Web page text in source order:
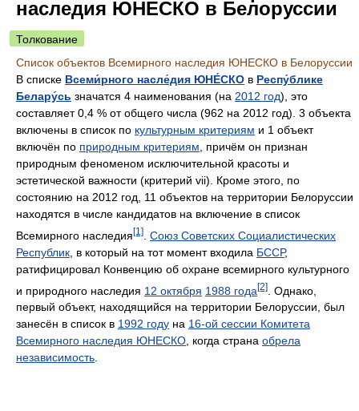
наследия ЮНЕСКО в Белоруссии
Толкование
Список объектов Всемирного наследия ЮНЕСКО в Белоруссии
В списке Всеми́рного насле́дия ЮНЕ́СКО в Респу́блике
Белару́сь значатся 4 наименования (на 2012 год), это
составляет 0,4 % от общего числа (962 на 2012 год). 3 объекта
включены в список по культурным критериям и 1 объект
включён по природным критериям , причём он признан
природным феноменом исключительной красоты и
эстетической важности (критерий vii). Кроме этого, по
состоянию на 2012 год, 11 объектов на территории Белоруссии
находятся в числе кандидатов на включение в список
Всемирного наследия[1]
Союз Советских Социалистических
Республик , в который на тот момент входила БССР,
ратифицировал Конвенцию об охране всемирного культурного
и природного наследия 12 октября 1988 года[2]
. Однако,
первый объект, находящийся на территории Белоруссии, был
занесён в список в 1992 году на 16-ой сессии Комитета
Всемирного наследия ЮНЕСКО, когда страна обрела
независимость.